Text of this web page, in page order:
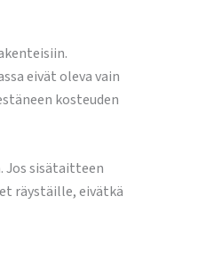
eivät oleva vain
kosteuden
Jos sisätaitteen
räystäille, eivätkä